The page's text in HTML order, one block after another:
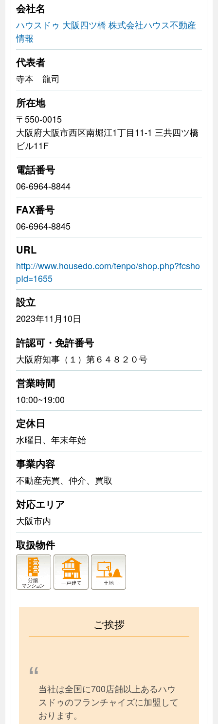
会社名
ハウスドゥ 大阪四ツ橋 株式会社ハウス不動産
情報
代表者
寺本 龍司
所在地
〒550-0015
大阪府大阪市西区南堀江1丁目11-1 三共四ツ橋
ビル11F
電話番号
06-6964-8844
FAX番号
06-6964-8845
URL
http://www.housedo.com/tenpo/shop.php?fcsho
pId=1655
設立
2023年11月10日
許認可・免許番号
大阪府知事（１）第６４８２０号
営業時間
10:00~19:00
定休日
水曜日、年末年始
事業内容
不動産売買、仲介、買取
対応エリア
大阪市内
取扱物件
ご挨拶
当社は全国に700店舗以上あるハウ
スドゥのフランチャイズに加盟して
おります。